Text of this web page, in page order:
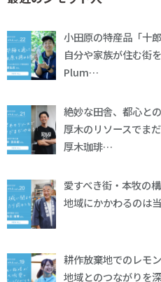
小田原の特産品「十
自分や家族が住む街
Plum…
絶妙な田舎、都心と
厚木のリソースでま
厚木珈琲…
愛すべき街・本牧の
地域にかかわるのは
耕作放棄地でのレモ
地域とのつながりを